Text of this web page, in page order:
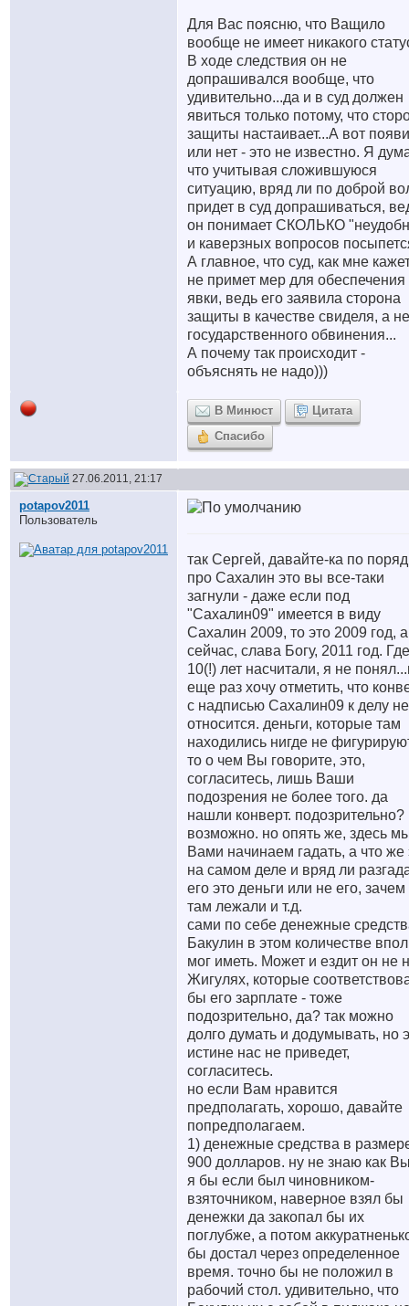
Для Вас поясню, что Ващило
вообще не имеет никакого
В ходе следствия он не
допрашивался вообще, что
удивительно...да и в суд должен
явиться только потому, что
защиты настаивает...А вот
или нет - это не известно. Я
что учитывая сложившуюся
ситуацию, вряд ли по доброй
придет в суд допрашиваться,
он понимает СКОЛЬКО
и каверзных вопросов
А главное, что суд, как мне
не примет мер для обеспечения
явки, ведь его заявила сторона
защиты в качестве свиделя, а не
государственного обвинения...
А почему так происходит -
объяснять не надо)))
В Минюст
Цитата
Спасибо
27.06.2011, 21:17
potapov2011
Пользователь
так Сергей, давайте-ка по
про Сахалин это вы все-таки
загнули - даже если под
"Сахалин09" имеется в виду
Сахалин 2009, то это 2009 год, а
сейчас, слава Богу, 2011 год.
10(!) лет насчитали, я не
еще раз хочу отметить, что
с надписью Сахалин09 к делу не
относится. деньги, которые там
находились нигде не
то о чем Вы говорите, это,
согласитесь, лишь Ваши
подозрения не более того. да
нашли конверт. подозрительно?
возможно. но опять же, здесь
Вами начинаем гадать, а что же
на самом деле и вряд ли
его это деньги или не его,
там лежали и т.д.
сами по себе денежные
Бакулин в этом количестве
мог иметь. Может и ездит он не
Жигулях, которые
бы его зарплате - тоже
подозрительно, да? так можно
долго думать и додумывать, но
истине нас не приведет,
согласитесь.
но если Вам нравится
предполагать, хорошо, давайте
попредполагаем.
1) денежные средства в
900 долларов. ну не знаю как
я бы если был чиновником-
взяточником, наверное взял бы
денежки да закопал бы их
поглубже, а потом
бы достал через определенное
время. точно бы не положил в
рабочий стол. удивительно, что